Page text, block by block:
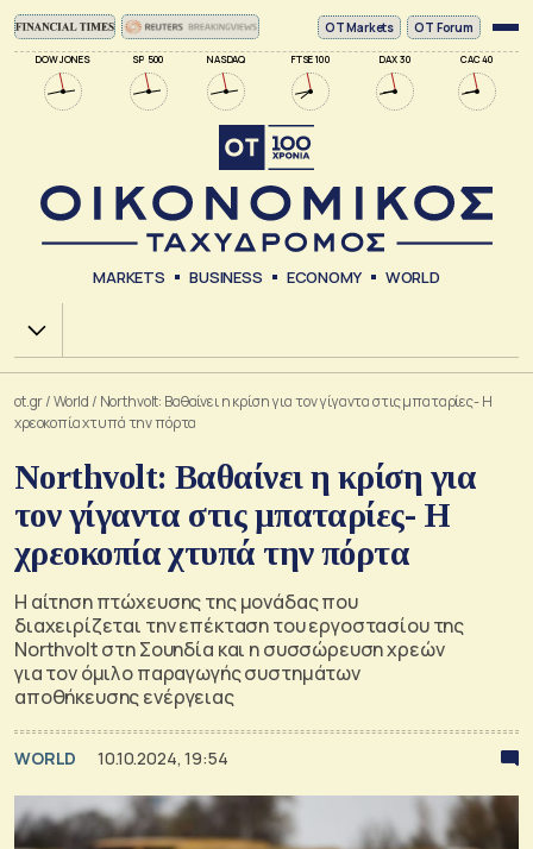
DOW JONES SP 500 NASDAQ FTSE 100 DAX 30 CAC 40
ΟΤ Markets OT Forum
MARKETS BUSINESS ECONOMY WORLD
Χ.Α.
ot.gr/World / Northvolt: Βαθαίνει η κρίση για τον γίγαντα στις μπαταρίες- Η
χρεοκοπία χτυπά την πόρτα
Northvolt: Βαθαίνει η κρίση για
τον γίγαντα στις μπαταρίες- Η
χρεοκοπία χτυπά την πόρτα
Η αίτηση πτώχευσης της μονάδας που
διαχειρίζεται την επέκταση του εργοστασίου της
Northvolt στη Σουηδία και η συσσώρευση χρεών
για τον όμιλο παραγωγής συστημάτων
αποθήκευσης ενέργειας
WORLD 10.10.2024, 19:54